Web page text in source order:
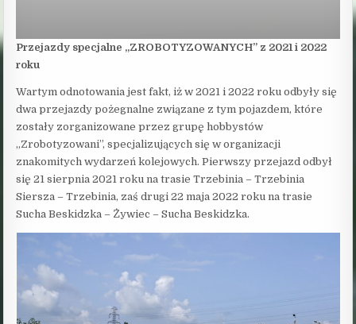
Przejazdy specjalne „ZROBOTYZOWANYCH” z 2021 i 2022
roku
Wartym odnotowania jest fakt, iż w 2021 i 2022 roku odbyły się
dwa przejazdy pożegnalne związane z tym pojazdem, które
zostały zorganizowane przez grupę hobbystów
„Zrobotyzowani”, specjalizujących się w organizacji
znakomitych wydarzeń kolejowych. Pierwszy przejazd odbył
się 21 sierpnia 2021 roku na trasie Trzebinia – Trzebinia
Siersza – Trzebinia, zaś drugi 22 maja 2022 roku na trasie
Sucha Beskidzka – Żywiec – Sucha Beskidzka.